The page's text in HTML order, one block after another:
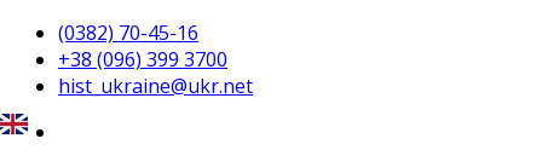
(0382) 70-45-16
+38 (096) 399 3700
hist_ukraine@ukr.net